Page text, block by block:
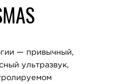
— привычный,
ультразвук,